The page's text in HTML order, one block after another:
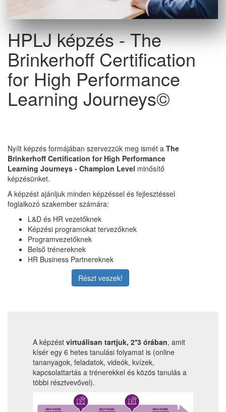
HPLJ képzés - The
Brinkerhoff Certification
for High Performance
Learning Journeys©
Nyílt képzés formájában szervezzük meg ismét a The
Brinkerhoff Certification for High Performance
Learning Journeys - Champion Level minősítő
képzésünket.
A képzést ajánljuk minden képzéssel és fejlesztéssel
foglalkozó szakember számára:
L&D és HR vezetőknek
Képzési programokat tervezőknek
Programvezetőknek
Belső trénereknek
HR Business Partnereknek
Részt veszek!
A képzést virtuálisan tartjuk, 2*3 órában, amit
kísér egy 6 hetes tanulási folyamat is (online
tananyagok, feladatok, videók, kvízek,
kapcsolattartás a trénerekkel és közös tanulás a
többi résztvevővel).